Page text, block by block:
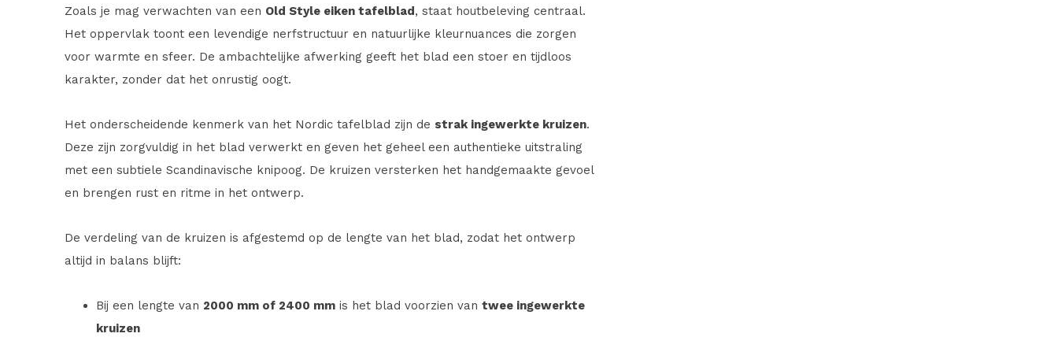
Zoals je mag verwachten van een Old Style eiken tafelblad, staat houtbeleving centraal.
Het oppervlak toont een levendige nerfstructuur en natuurlijke kleurnuances die zorgen
voor warmte en sfeer. De ambachtelijke afwerking geeft het blad een stoer en tijdloos
karakter, zonder dat het onrustig oogt.
Het onderscheidende kenmerk van het Nordic tafelblad zijn de strak ingewerkte kruizen.
Deze zijn zorgvuldig in het blad verwerkt en geven het geheel een authentieke uitstraling
met een subtiele Scandinavische knipoog. De kruizen versterken het handgemaakte gevoel
en brengen rust en ritme in het ontwerp.
De verdeling van de kruizen is afgestemd op de lengte van het blad, zodat het ontwerp
altijd in balans blijft:
Bij een lengte van 2000 mm of 2400 mm is het blad voorzien van twee ingewerkte
kruizen